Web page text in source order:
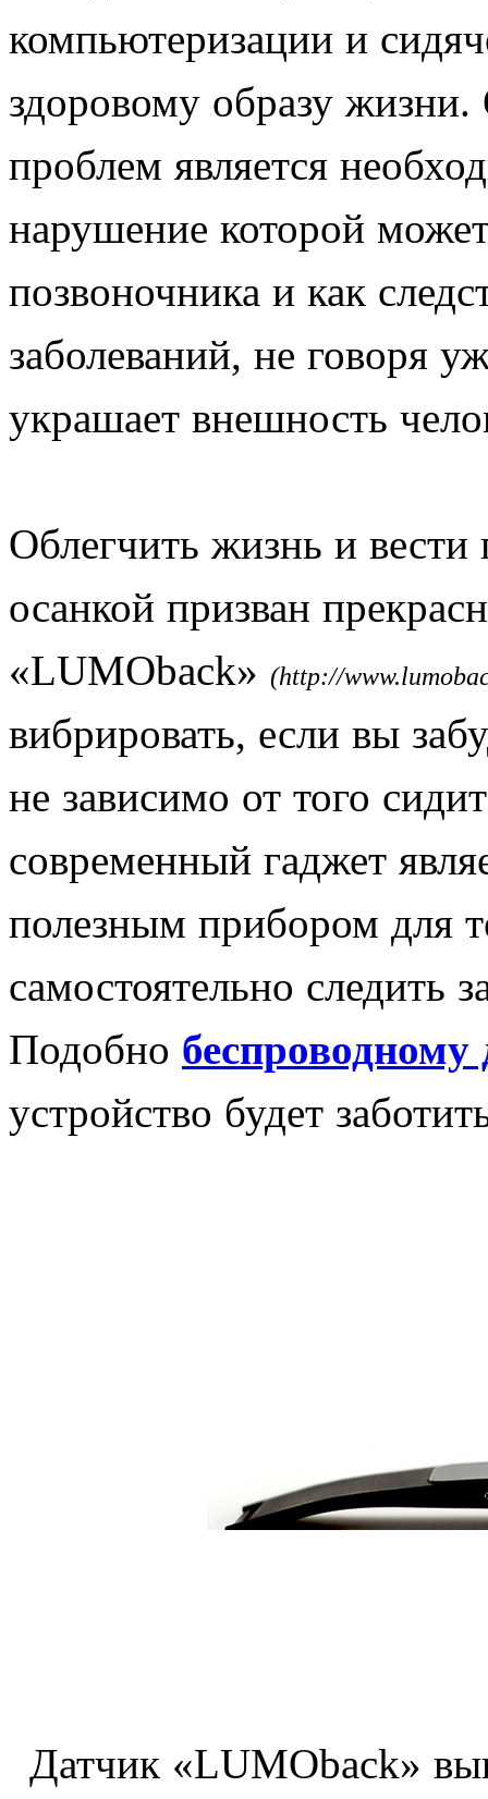
компьютеризации и
здоровому образу
проблем является
нарушение которой
позвоночника и как
заболеваний, не говоря
украшает внешность
Облегчить жизнь и вести
осанкой призван
«LUMOback» (http://
вибрировать, если вы
не зависимо от того
современный гаджет
полезным прибором для
самостоятельно следить
Подобно
устройство будет
Датчик «LUMOback»